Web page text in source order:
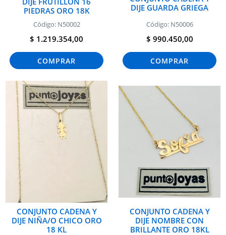
PIEDRAS ORO 18K
Código: N50002
$ 1.219.354,00
COMPRAR
DIJE GUARDA GRIEGA
Código: N50006
$ 990.450,00
COMPRAR
CONJUNTO CADENA Y
DIJE NIÑA/O CHICO ORO
18 KL
CONJUNTO CADENA Y
DIJE NOMBRE CON
BRILLANTE ORO 18KL